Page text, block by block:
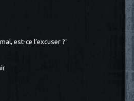
est-ce l’excuser ?"